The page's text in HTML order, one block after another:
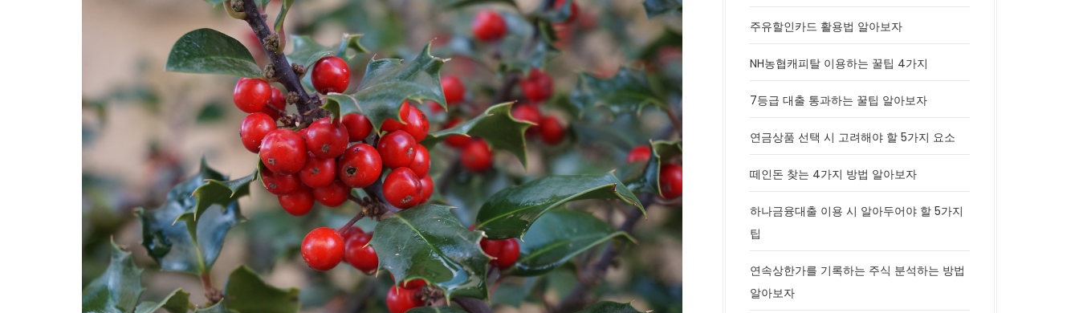
주유할인카드 활용법 알아보자
NH농협캐피탈 이용하는 꿀팁 4가지
7등급 대출 통과하는 꿀팁 알아보자
연금상품 선택 시 고려해야 할 5가지 요소
떼인돈 찾는 4가지 방법 알아보자
하나금융대출 이용 시 알아두어야 할 5가지
팁
연속상한가를 기록하는 주식 분석하는 방법
알아보자